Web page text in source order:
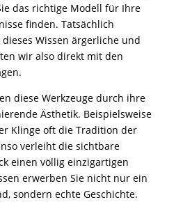
das richtige Modell für Ihre
finden. Tatsächlich
Wissen ärgerliche und
wir also direkt mit den
diese Werkzeuge durch ihre
Ästhetik. Beispielsweise
Klinge oft die Tradition der
verleiht die sichtbare
einen völlig einzigartigen
erwerben Sie nicht nur ein
sondern echte Geschichte.